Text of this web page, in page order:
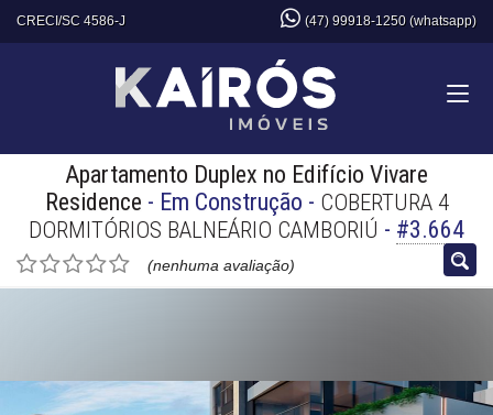
CRECI/SC 4586-J (47) 99918-1250 (whatsapp)
Apartamento Duplex no Edifício Vivare
Residence - Em Construção - COBERTURA 4
DORMITÓRIOS BALNEÁRIO CAMBORIÚ - #3.664
(nenhuma avaliação)